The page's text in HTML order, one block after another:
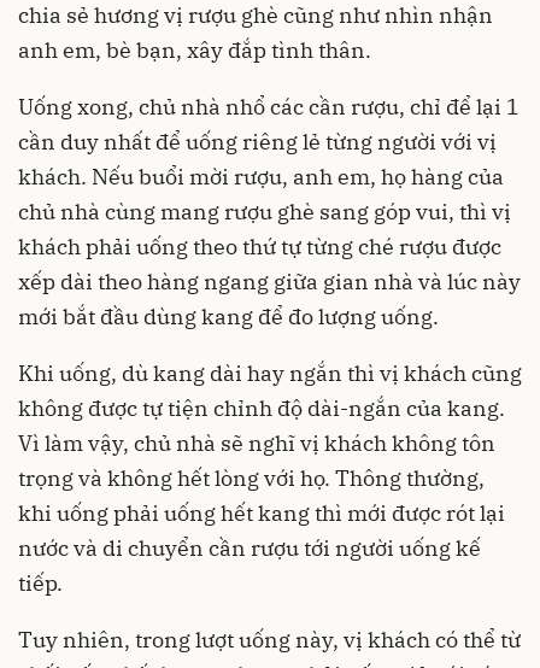
chia sẻ hương vị rượu ghè cũng như nhìn nhận
anh em, bè bạn, xây đắp tình thân.
Uống xong, chủ nhà nhổ các cần rượu, chỉ để lại 1
cần duy nhất để uống riêng lẻ từng người với vị
khách. Nếu buổi mời rượu, anh em, họ hàng của
chủ nhà cùng mang rượu ghè sang góp vui, thì vị
khách phải uống theo thứ tự từng ché rượu được
xếp dài theo hàng ngang giữa gian nhà và lúc này
mới bắt đầu dùng kang để đo lượng uống.
Khi uống, dù kang dài hay ngắn thì vị khách cũng
không được tự tiện chỉnh độ dài-ngắn của kang.
Vì làm vậy, chủ nhà sẽ nghĩ vị khách không tôn
trọng và không hết lòng với họ. Thông thường,
khi uống phải uống hết kang thì mới được rót lại
nước và di chuyển cần rượu tới người uống kế
tiếp.
Tuy nhiên, trong lượt uống này, vị khách có thể từ